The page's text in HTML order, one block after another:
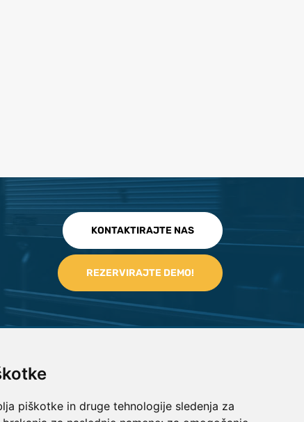
piškotke in druge tehnologije sledenja za
KONTAKTIRAJTE NAS